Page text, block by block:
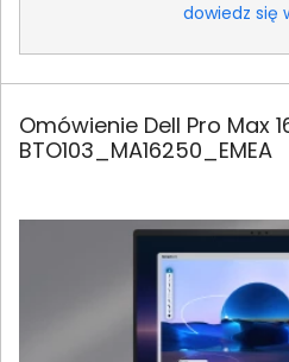
dowiedz się
Omówienie Dell Pro Max
BTO103_MA16250_EMEA